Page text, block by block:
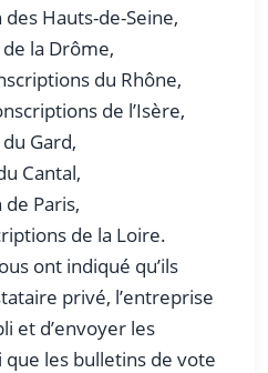
Hauts-de-Seine,
la Drôme,
du Rhône,
de l’Isère,
Gard,
Cantal,
Paris,
de la Loire.
ont indiqué qu’ils
privé, l’entreprise
et d’envoyer les
les bulletins de vote